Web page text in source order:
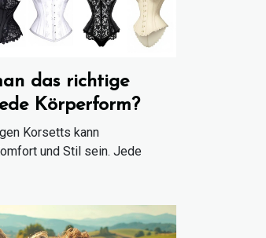
das richtige
Körperform?
Korsetts kann
und Stil sein. Jede